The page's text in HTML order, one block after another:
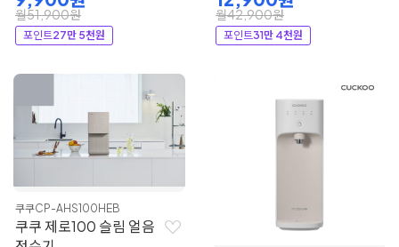
월51,900원
포인트27만 5천원
월42,900원
포인트31만 4천원
쿠쿠CP-AHS100HEB
쿠쿠 제로100 슬림 얼음